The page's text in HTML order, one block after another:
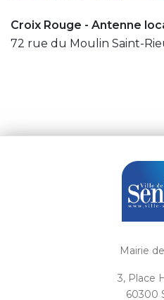
Croix Rouge - Antenne
72 rue du Moulin Saint-
Mairie
3, Place
60300